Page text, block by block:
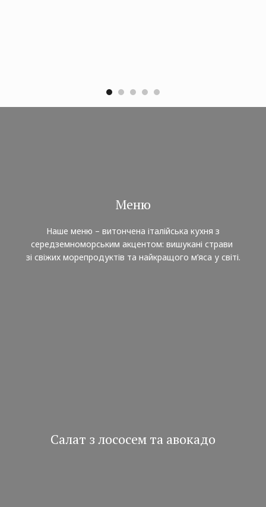
Меню
Наше меню – витончена італійська кухня з
середземноморським акцентом: вишукані страви
зі свіжих морепродуктів та найкращого м’яса у світі.
Салат з лососем та авокадо